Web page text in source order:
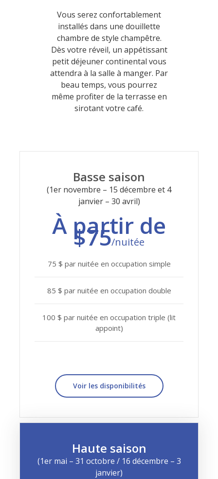
Vous serez confortablement
installés dans une douillette
chambre de style champêtre.
Dès votre réveil, un appétissant
petit déjeuner continental vous
attendra à la salle à manger. Par
beau temps, vous pourrez
même profiter de la terrasse en
sirotant votre café.
Basse saison
(1er novembre – 15 décembre et 4
janvier – 30 avril)
À partir de
$75/nuitée
75 $ par nuitée en occupation simple
85 $ par nuitée en occupation double
100 $ par nuitée en occupation triple (lit
appoint)
Voir les disponibilités
Haute saison
(1er mai – 31 octobre / 16 décembre – 3
janvier)